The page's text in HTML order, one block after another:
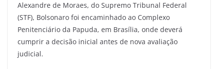
Alexandre de Moraes, do Supremo Tribunal Federal
(STF), Bolsonaro foi encaminhado ao Complexo
Penitenciário da Papuda, em Brasília, onde deverá
cumprir a decisão inicial antes de nova avaliação
judicial.